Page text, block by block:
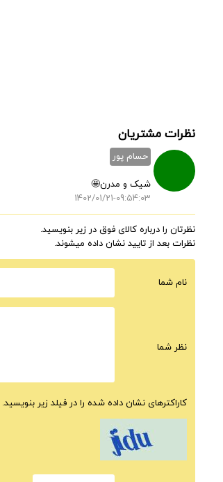
نظرات مشتریان
حسام پور
شیک و مدرن🤩
1402/01/21-09:54:03
نظرتان را درباره کالای فوق در زیر بنویسید.
نظرات بعد از تایید نشان داده میشوند.
نام شما
نظر شما
کاراکترهای نشان داده شده را در فیلد زیر بنویسید.